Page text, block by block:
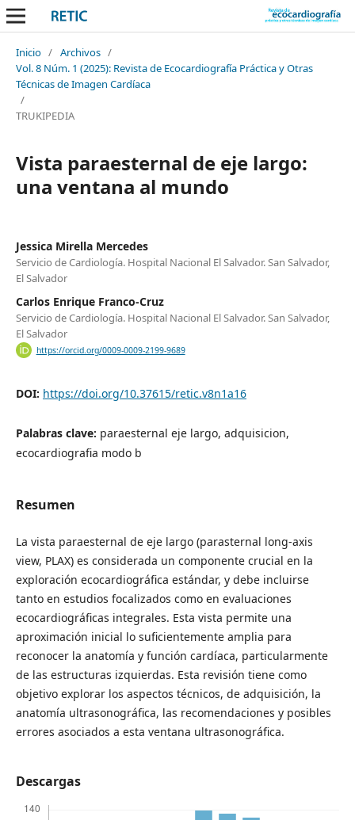
Inicio / Archivos /
Vol. 8 Núm. 1 (2025): Revista de Ecocardiografía Práctica y Otras
Técnicas de Imagen Cardíaca
/
TRUKIPEDIA
Vista paraesternal de eje largo:
una ventana al mundo
Jessica Mirella Mercedes
Servicio de Cardiología. Hospital Nacional El Salvador. San Salvador,
El Salvador
Carlos Enrique Franco-Cruz
Servicio de Cardiología. Hospital Nacional El Salvador. San Salvador,
El Salvador
https://orcid.org/0009-0009-2199-9689
DOI: https://doi.org/10.37615/retic.v8n1a16
Palabras clave: paraesternal eje largo, adquisicion,
ecocardiografia modo b
Resumen
La vista paraesternal de eje largo (parasternal long-axis
view, PLAX) es considerada un componente crucial en la
exploración ecocardiográfica estándar, y debe incluirse
tanto en estudios focalizados como en evaluaciones
ecocardiográficas integrales. Esta vista permite una
aproximación inicial lo suficientemente amplia para
reconocer la anatomía y función cardíaca, particularmente
de las estructuras izquierdas. Esta revisión tiene como
objetivo explorar los aspectos técnicos, de adquisición, la
anatomía ultrasonográfica, las recomendaciones y posibles
errores asociados a esta ventana ultrasonográfica.
Descargas